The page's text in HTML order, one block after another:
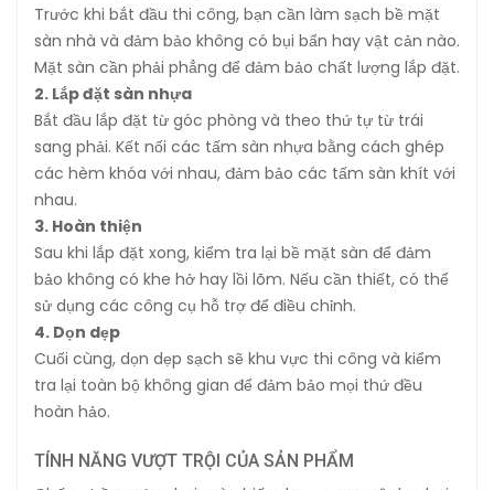
Trước khi bắt đầu thi công, bạn cần làm sạch bề mặt
sàn nhà và đảm bảo không có bụi bẩn hay vật cản nào.
Mặt sàn cần phải phẳng để đảm bảo chất lượng lắp đặt.
2. Lắp đặt sàn nhựa
Bắt đầu lắp đặt từ góc phòng và theo thứ tự từ trái
sang phải. Kết nối các tấm sàn nhựa bằng cách ghép
các hèm khóa với nhau, đảm bảo các tấm sàn khít với
nhau.
3. Hoàn thiện
Sau khi lắp đặt xong, kiểm tra lại bề mặt sàn để đảm
bảo không có khe hở hay lồi lõm. Nếu cần thiết, có thể
sử dụng các công cụ hỗ trợ để điều chỉnh.
4. Dọn dẹp
Cuối cùng, dọn dẹp sạch sẽ khu vực thi công và kiểm
tra lại toàn bộ không gian để đảm bảo mọi thứ đều
hoàn hảo.
TÍNH NĂNG VƯỢT TRỘI CỦA SẢN PHẨM